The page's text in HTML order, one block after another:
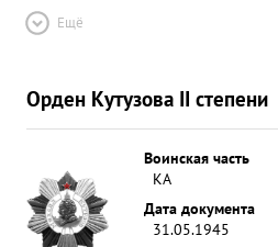
Ещё
Орден Кутузова II степени
Воинская часть
КА
Дата документа
31.05.1945